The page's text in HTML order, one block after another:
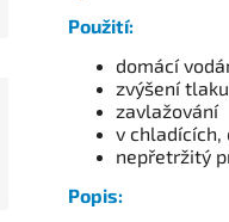
Použití:
domácí
zvýšení tlaku
zavlažování
v chladících,
nepřetržitý
Popis: